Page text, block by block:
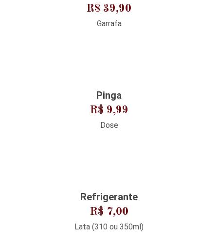
R$ 39,90
Garrafa
Pinga
R$ 9,99
Dose
Refrigerante
R$ 7,00
Lata (310 ou 350ml)